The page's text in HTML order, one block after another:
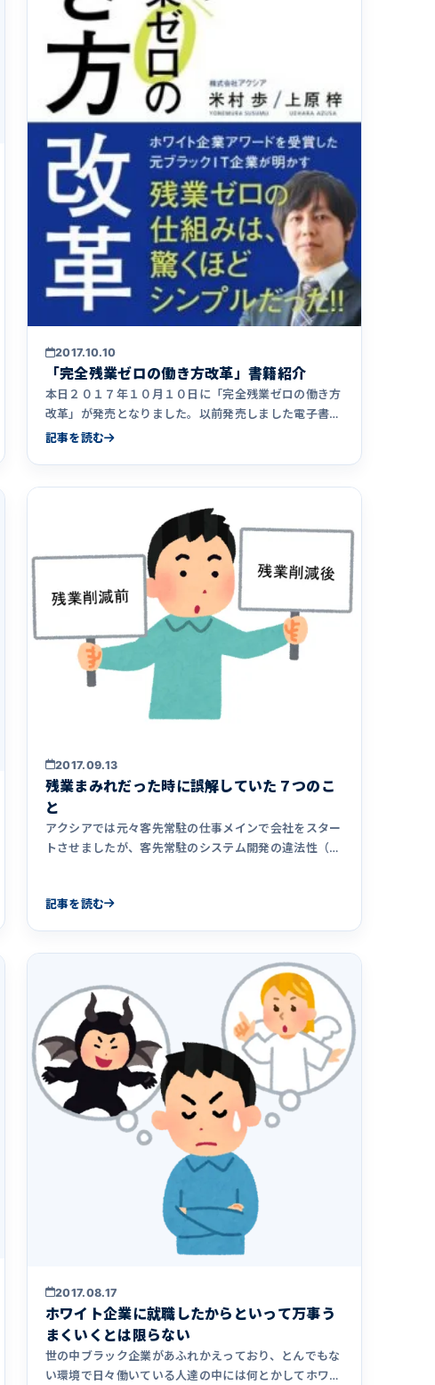
2017.10.10
「完全残業ゼロの働き方改革」書籍紹介
本日２０１７年１０月１０日に「完全残業ゼロの働き方
改革」が発売となりました。以前発売しました電子書籍
「完全残業ゼロのIT&hellip;
記事を読む
2017.09.13
残業まみれだった時に誤解していた７つのこ
と
アクシアでは元々客先常駐の仕事メインで会社をスター
トさせましたが、客先常駐のシステム開発の違法性（偽
記事を読む
2017.08.17
ホワイト企業に就職したからといって万事う
まくいくとは限らない
世の中ブラック企業があふれかえっており、とんでもな
い環境で日々働いている人達の中には何とかしてホワイ